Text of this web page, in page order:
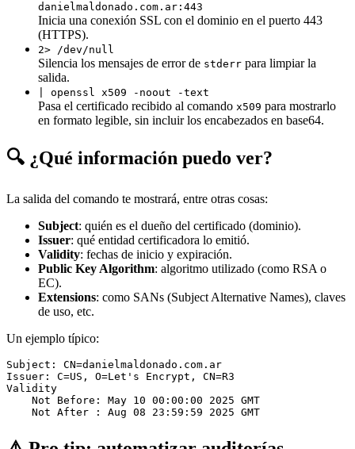
danielmaldonado.com.ar:443
Inicia una conexión SSL con el dominio en el puerto 443
(HTTPS).
2> /dev/null
Silencia los mensajes de error de stderr para limpiar la
salida.
| openssl x509 -noout -text
Pasa el certificado recibido al comando x509 para mostrarlo
en formato legible, sin incluir los encabezados en base64.
🔍 ¿Qué información puedo ver?
La salida del comando te mostrará, entre otras cosas:
Subject: quién es el dueño del certificado (dominio).
Issuer: qué entidad certificadora lo emitió.
Validity: fechas de inicio y expiración.
Public Key Algorithm: algoritmo utilizado (como RSA o
EC).
Extensions: como SANs (Subject Alternative Names), claves
de uso, etc.
Un ejemplo típico:
Subject: CN=danielmaldonado.com.ar
Issuer: C=US, O=Let's Encrypt, CN=R3
Validity
    Not Before: May 10 00:00:00 2025 GMT
    Not After : Aug 08 23:59:59 2025 GMT